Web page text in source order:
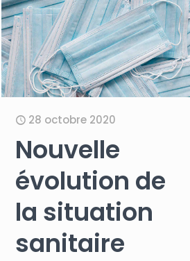
28 octobre 2020
Nouvelle
évolution de
la situation
sanitaire